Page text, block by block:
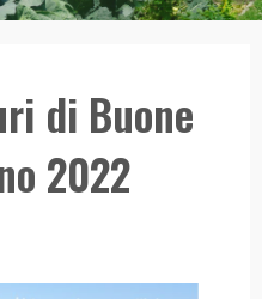
di Buone
2022